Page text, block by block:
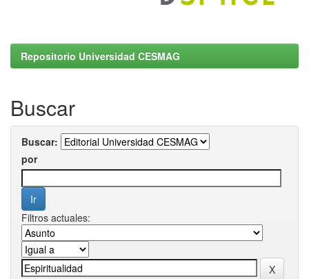
Repositorio Universidad CESMAG
Buscar
Buscar:
por
Filtros actuales: